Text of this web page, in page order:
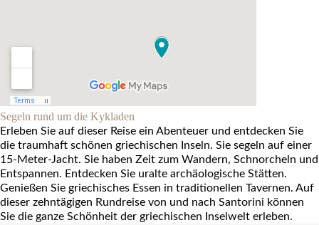
Segeln rund um die Kykladen
Erleben Sie auf dieser Reise ein Abenteuer und entdecken Sie
die traumhaft schönen griechischen Inseln. Sie segeln auf einer
15-Meter-Jacht. Sie haben Zeit zum Wandern, Schnorcheln und
Entspannen. Entdecken Sie uralte archäologische Stätten.
Genießen Sie griechisches Essen in traditionellen Tavernen. Auf
dieser zehntägigen Rundreise von und nach Santorini können
Sie die ganze Schönheit der griechischen Inselwelt erleben.